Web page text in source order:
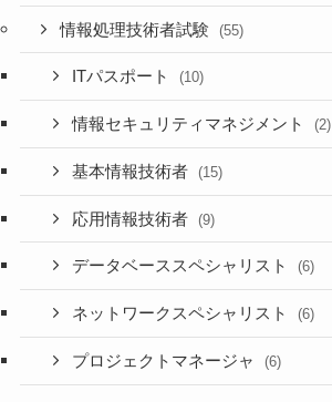
情報処理技術者試験 (55)
ITパスポート (10)
情報セキュリティマネジメント (2)
基本情報技術者 (15)
応用情報技術者 (9)
データベーススペシャリスト (6)
ネットワークスペシャリスト (6)
プロジェクトマネージャ (6)